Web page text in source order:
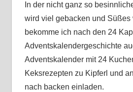
In der nicht ganz so
wird viel gebacken und Süßes
bekomme ich nach den 24
Adventskalendergeschichte
Adventskalender mit 24
Keksrezepten zu Kipferl und
nach backen einladen.